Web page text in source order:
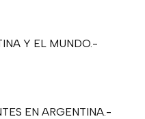
Y EL MUNDO.-
EN ARGENTINA.-